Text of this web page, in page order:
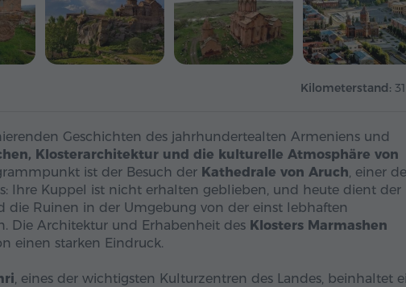
Kilometerstand:
Geschichten des jahrhundertealten Armeniens und
Klosterarchitektur und die kulturelle Atmosphäre von
ist der Besuch der Kathedrale von Aruch, einer
Ihre Kuppel ist nicht erhalten geblieben, und heute dient der
die Ruinen in der Umgebung von der einst lebhaften
Die Architektur und Erhabenheit des Klosters Marmashen
einen starken Eindruck.
, eines der wichtigsten Kulturzentren des Landes, beinhaltet